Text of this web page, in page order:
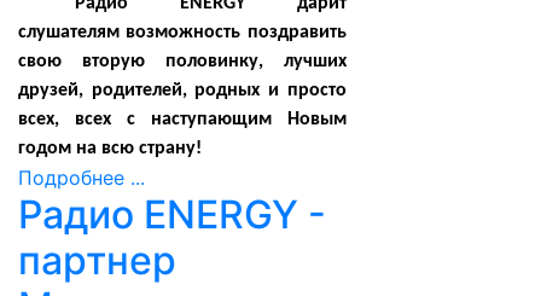
слушателям возможность поздравить
свою вторую половинку, лучших
друзей, родителей, родных и просто
всех, всех с наступающим Новым
годом на всю страну!
Подробнее ...
Радио ENERGY -
партнер